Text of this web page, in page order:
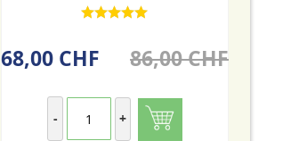
68,00 CHF 86,00 CHF
- +